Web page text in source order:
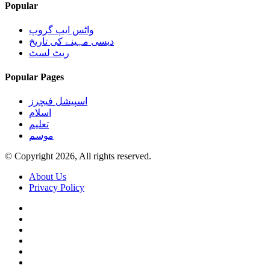
Popular
واٹس ایپ گروپ
دیسی مہینے کی تاریخ
ریٹ لسٹ
Popular Pages
اسپیشل فیچرز
اسلام
تعلیم
موسم
© Copyright 2026, All rights reserved.
About Us
Privacy Policy